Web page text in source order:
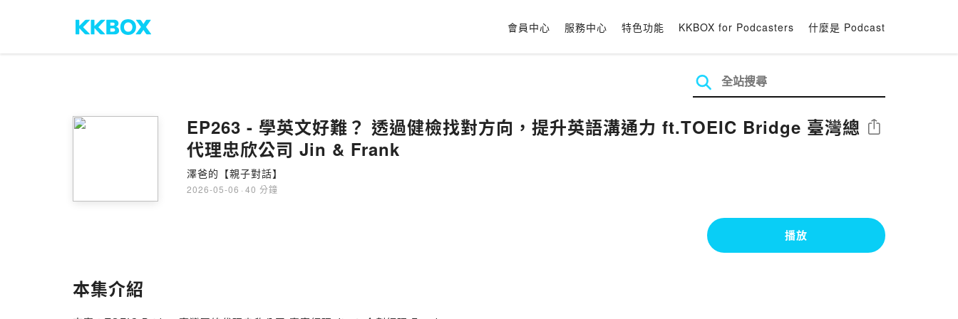
會員中心 服務中心 特色功能 KKBOX for Podcasters 什麼是 Podcast
EP263 - 學英文好難？ 透過健檢找對方向，提升英語溝通力 ft.TOEIC Bridge 臺灣總
代理忠欣公司 Jin & Frank
澤爸的【親子對話】
2026-05-06 · 40 分鐘
分享
播放
本集介紹